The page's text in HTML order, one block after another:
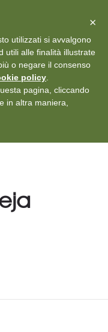
Statuto
×
utilizzati si avvalgono
utili alle finalità illustrate
o negare il consenso
policy
pagina, cliccando
in altra maniera,